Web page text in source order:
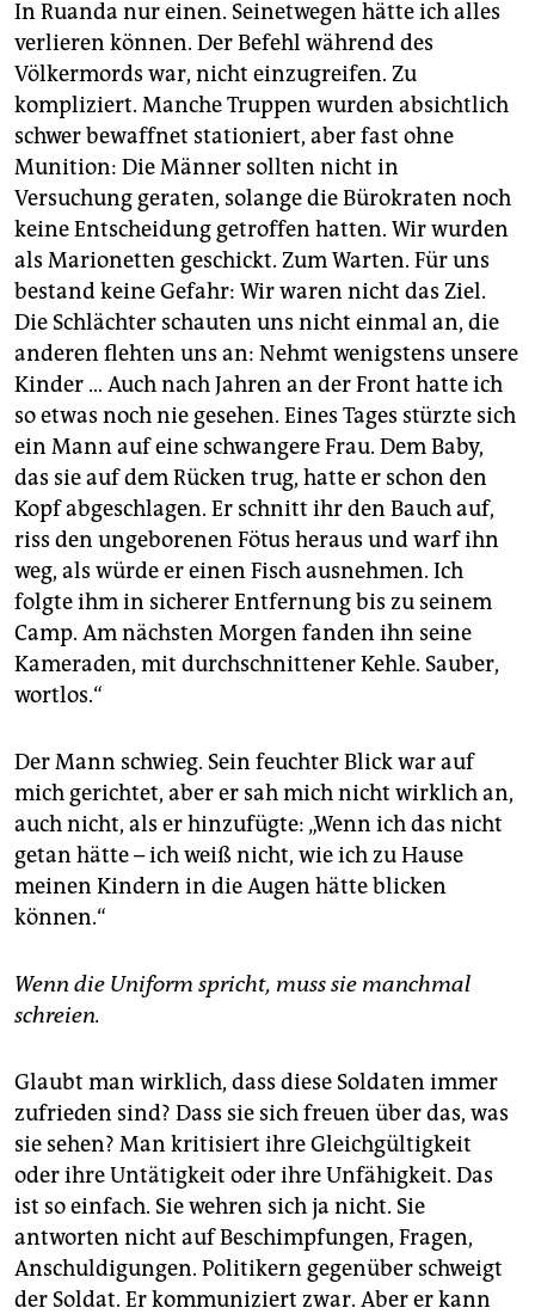
In Ruanda nur einen. Seinetwegen hätte ich alles
verlieren können. Der Befehl während des
Völkermords war, nicht einzugreifen. Zu
kompliziert. Manche Truppen wurden absichtlich
schwer bewaffnet stationiert, aber fast ohne
Munition: Die Männer sollten nicht in
Versuchung geraten, solange die Bürokraten noch
keine Entscheidung getroffen hatten. Wir wurden
als Marionetten geschickt. Zum Warten. Für uns
bestand keine Gefahr: Wir waren nicht das Ziel.
Die Schlächter schauten uns nicht einmal an, die
anderen flehten uns an: Nehmt wenigstens unsere
Kinder … Auch nach Jahren an der Front hatte ich
so etwas noch nie gesehen. Eines Tages stürzte sich
ein Mann auf eine schwangere Frau. Dem Baby,
das sie auf dem Rücken trug, hatte er schon den
Kopf abgeschlagen. Er schnitt ihr den Bauch auf,
riss den ungeborenen Fötus heraus und warf ihn
weg, als würde er einen Fisch ausnehmen. Ich
folgte ihm in sicherer Entfernung bis zu seinem
Camp. Am nächsten Morgen fanden ihn seine
Kameraden, mit durchschnittener Kehle. Sauber,
wortlos.“
Der Mann schwieg. Sein feuchter Blick war auf
mich gerichtet, aber er sah mich nicht wirklich an,
auch nicht, als er hinzufügte: „Wenn ich das nicht
getan hätte – ich weiß nicht, wie ich zu Hause
meinen Kindern in die Augen hätte blicken
können.“
Wenn die Uniform spricht, muss sie manchmal
schreien.
Glaubt man wirklich, dass diese Soldaten immer
zufrieden sind? Dass sie sich freuen über das, was
sie sehen? Man kritisiert ihre Gleichgültigkeit
oder ihre Untätigkeit oder ihre Unfähigkeit. Das
ist so einfach. Sie wehren sich ja nicht. Sie
antworten nicht auf Beschimpfungen, Fragen,
Anschuldigungen. Politikern gegenüber schweigt
der Soldat. Er kommuniziert zwar. Aber er kann